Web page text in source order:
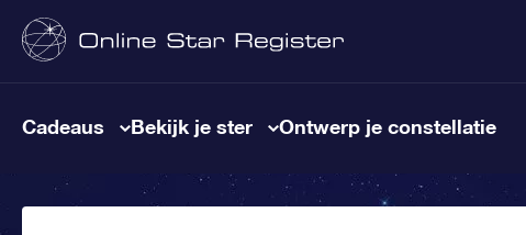
Cadeaus Bekijk je ster Ontwerp je constellatie